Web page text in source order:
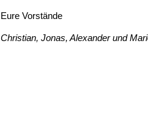
Eure Vorstände
Christian, Jonas, Alexander und